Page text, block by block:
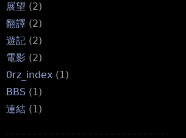
展望 (2)
翻譯 (2)
遊記 (2)
電影 (2)
0rz_index (1)
BBS (1)
連結 (1)